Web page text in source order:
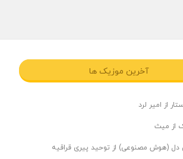
آخرین موزیک ها
از امیر لرد
از میث
دل (هوش مصنوعی) از توحید پیری قراقیه